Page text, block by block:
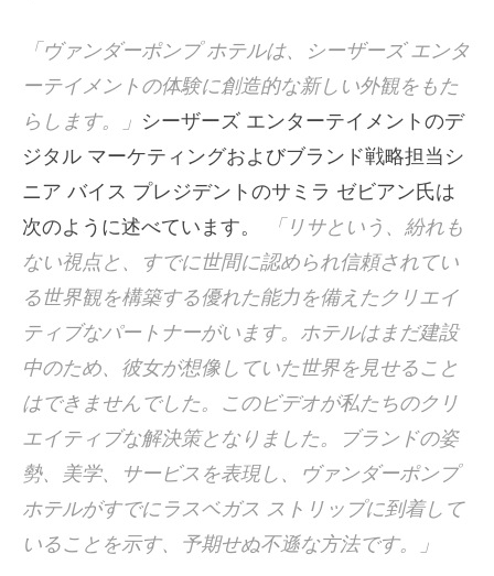
「ヴァンダーポンプ ホテルは、シーザーズ エンタ
ーテイメントの体験に創造的な新しい外観をもた
らします。」 シーザーズ エンターテイメントのデ
ジタル マーケティングおよびブランド戦略担当シ
ニア バイス プレジデントのサミラ ゼビアン氏は
次のように述べています。
「リサという、紛れも
ない視点と、すでに世間に認められ信頼されてい
る世界観を構築する優れた能力を備えたクリエイ
ティブなパートナーがいます。ホテルはまだ建設
中のため、彼女が想像していた世界を見せること
はできませんでした。このビデオが私たちのクリ
エイティブな解決策となりました。ブランドの姿
勢、美学、サービスを表現し、ヴァンダーポンプ
ホテルがすでにラスベガス ストリップに到着して
いることを示す、予期せぬ不遜な方法です。」